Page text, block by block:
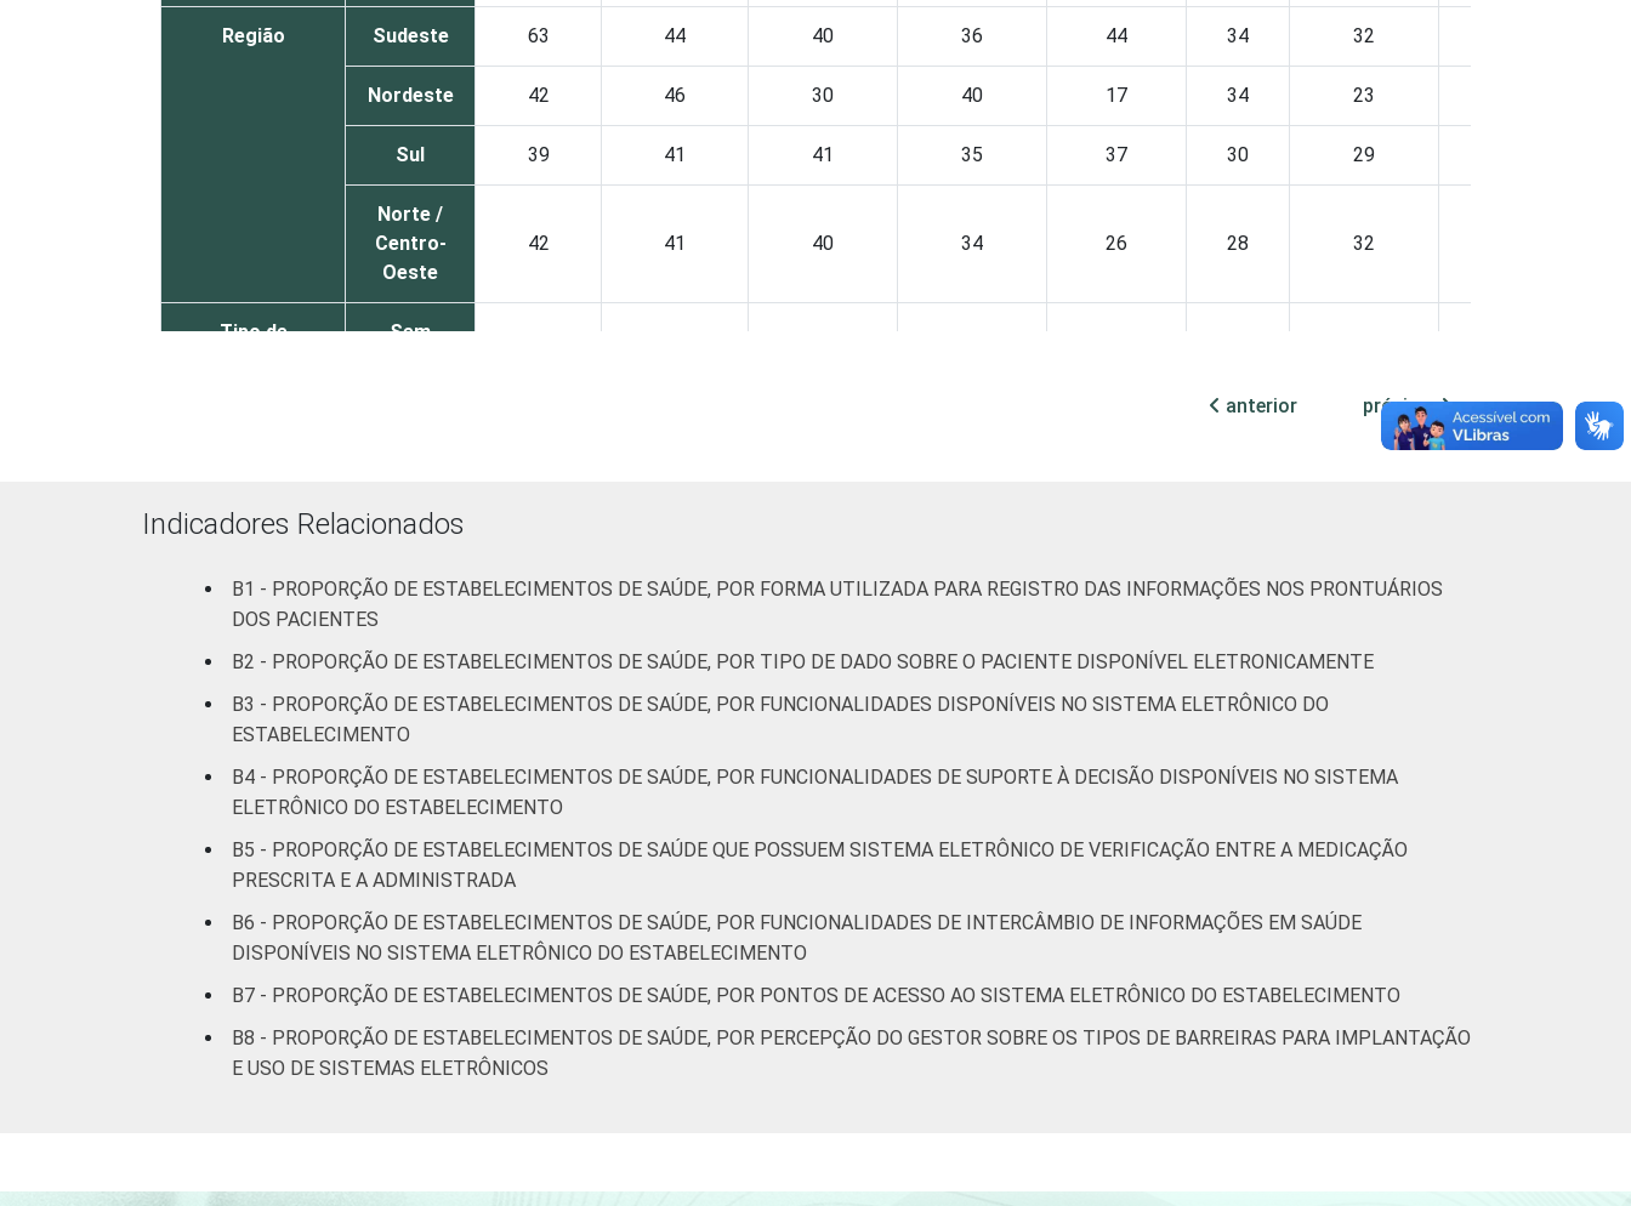
Região Sudeste 63 44 40 36 44 34 32
Nordeste 42 46 30 40 17 34 23
Sul 39 41 41 35 37 30 29
Norte /
Centro-
Oeste
42 41 40 34 26 28 32
Tipo de
Sem
leitos)
Internação
(mais de
50 leitos)
Serviço de
Apoio à
Diagnose
e Terapia
Localização Capital 65 56 43 51 36 51 32
Interior 45 39 37 31 34 26 29
Essa tabela foi corrigida em maio de 2015. Para mais informações, acesse https://cetic.br/noticia/cetic-br-informa-correcao-dos-resultados-da-
1
Base: 1513 estabelecimentos de saúde que declararam ter utilizado Internet nos últimos 12 meses em relação ao momento da entrevista.
Estimativa: 68.365 estabelecimentos. Respostas estimuladas. Dados coletados entre fevereiro de 2013 e junho de 2013.
anterior próxima
Indicadores Relacionados
B1 - PROPORÇÃO DE ESTABELECIMENTOS DE SAÚDE, POR FORMA UTILIZADA PARA REGISTRO DAS INFORMAÇÕES NOS PRONTUÁRIOS
DOS PACIENTES
B2 - PROPORÇÃO DE ESTABELECIMENTOS DE SAÚDE, POR TIPO DE DADO SOBRE O PACIENTE DISPONÍVEL ELETRONICAMENTE
B3 - PROPORÇÃO DE ESTABELECIMENTOS DE SAÚDE, POR FUNCIONALIDADES DISPONÍVEIS NO SISTEMA ELETRÔNICO DO
ESTABELECIMENTO
B4 - PROPORÇÃO DE ESTABELECIMENTOS DE SAÚDE, POR FUNCIONALIDADES DE SUPORTE À DECISÃO DISPONÍVEIS NO SISTEMA
ELETRÔNICO DO ESTABELECIMENTO
B5 - PROPORÇÃO DE ESTABELECIMENTOS DE SAÚDE QUE POSSUEM SISTEMA ELETRÔNICO DE VERIFICAÇÃO ENTRE A MEDICAÇÃO
PRESCRITA E A ADMINISTRADA
B6 - PROPORÇÃO DE ESTABELECIMENTOS DE SAÚDE, POR FUNCIONALIDADES DE INTERCÂMBIO DE INFORMAÇÕES EM SAÚDE
DISPONÍVEIS NO SISTEMA ELETRÔNICO DO ESTABELECIMENTO
B7 - PROPORÇÃO DE ESTABELECIMENTOS DE SAÚDE, POR PONTOS DE ACESSO AO SISTEMA ELETRÔNICO DO ESTABELECIMENTO
B8 - PROPORÇÃO DE ESTABELECIMENTOS DE SAÚDE, POR PERCEPÇÃO DO GESTOR SOBRE OS TIPOS DE BARREIRAS PARA IMPLANTAÇÃO
E USO DE SISTEMAS ELETRÔNICOS